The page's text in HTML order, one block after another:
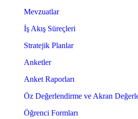
Mevzuatlar
İş Akış Süreçleri
Stratejik Planlar
Anketler
Anket Raporları
Öz Değerlendirme ve Akran
Öğrenci Formları